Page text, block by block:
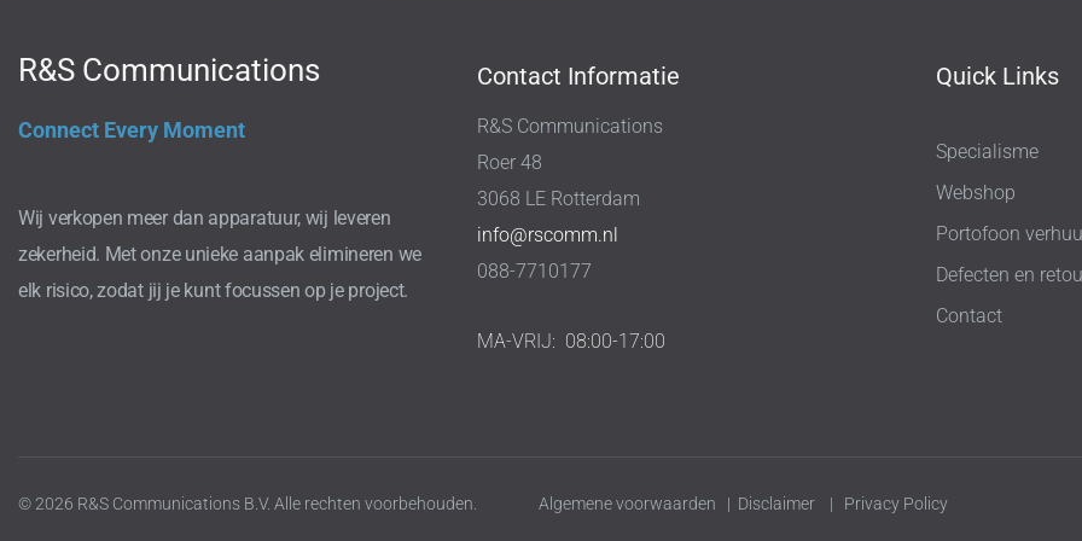
R&S Communications
Connect Every Moment
Wij verkopen meer dan apparatuur, wij leveren
zekerheid. Met onze unieke aanpak elimineren we
elk risico, zodat jij je kunt focussen op je project.
Contact Informatie
R&S Communications
Roer 48
3068 LE Rotterdam
info@rscomm.nl
088-7710177
MA-VRIJ: 08:00-17:00
Quick Links
Specialisme
Webshop
Portofoon
Defecten en
Contact
© 2026 R&S Communications B.V. Alle rechten voorbehouden. Algemene voorwaarden | Disclaimer | Privacy Policy